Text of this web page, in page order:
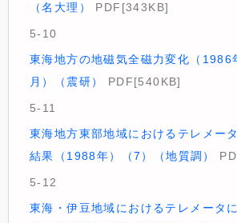
（名大理）
PDF[343KB]
5-10
東海地方の地磁気全磁力変化（
月）（震研）
PDF[540KB]
5-11
東海地方東部地域におけるテレメー
結果（1988年）（7）（地質調）
5-12
東海・伊豆地域におけるテレメータ